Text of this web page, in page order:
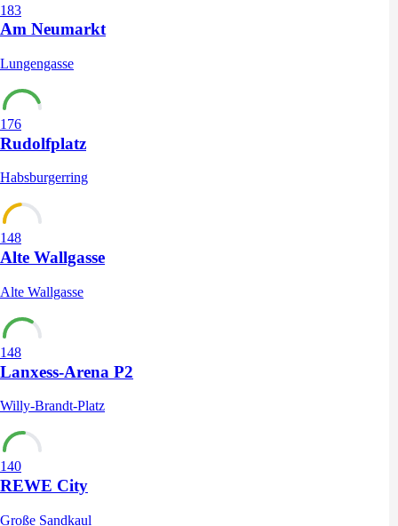
183
Am Neumarkt
Lungengasse
176
Rudolfplatz
Habsburgerring
148
Alte Wallgasse
Alte Wallgasse
148
Lanxess-Arena P2
Willy-Brandt-Platz
140
REWE City
Große Sandkaul